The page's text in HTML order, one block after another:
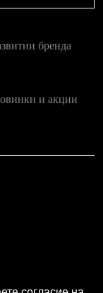
бренда
и акции